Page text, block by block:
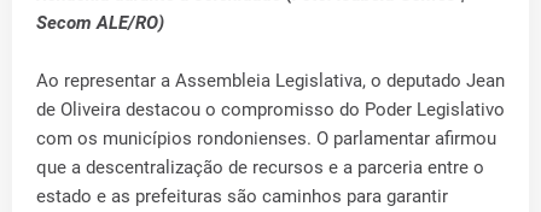
Secom ALE/RO)
Ao representar a Assembleia Legislativa, o deputado Jean
de Oliveira destacou o compromisso do Poder Legislativo
com os municípios rondonienses. O parlamentar afirmou
que a descentralização de recursos e a parceria entre o
estado e as prefeituras são caminhos para garantir